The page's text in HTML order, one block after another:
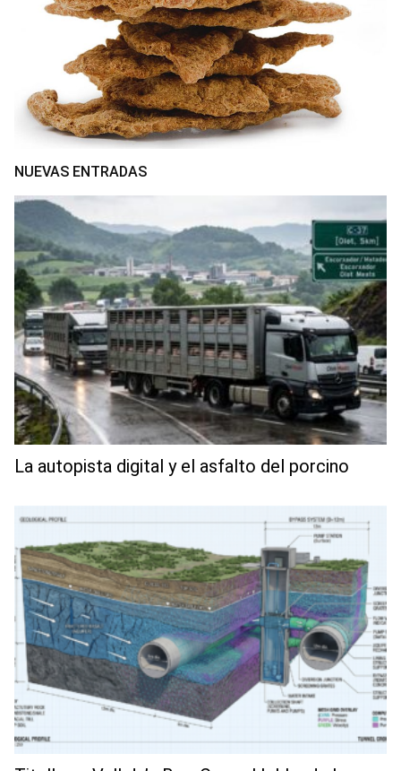
NUEVAS ENTRADAS
La autopista digital y el asfalto del porcino